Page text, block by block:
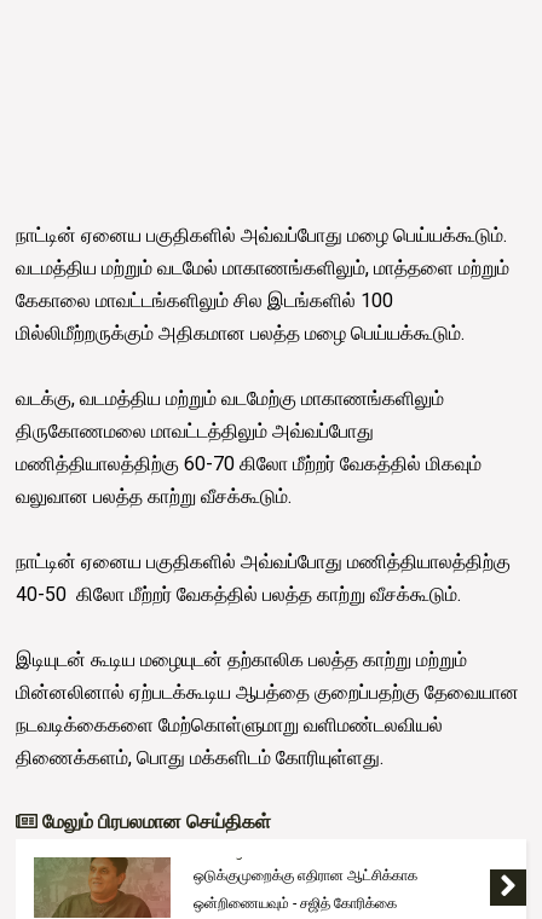
நாட்டின் ஏனைய பகுதிகளில் அவ்வப்போது மழை பெய்யக்கூடும்.
வடமத்திய மற்றும் வடமேல் மாகாணங்களிலும், மாத்தளை மற்றும்
கேகாலை மாவட்டங்களிலும் சில இடங்களில் 100
மில்லிமீற்றருக்கும் அதிகமான பலத்த மழை பெய்யக்கூடும்.
வடக்கு, வடமத்திய மற்றும் வடமேற்கு மாகாணங்களிலும்
திருகோணமலை மாவட்டத்திலும் அவ்வப்போது
மணித்தியாலத்திற்கு 60-70 கிலோ மீற்றர் வேகத்தில் மிகவும்
வலுவான பலத்த காற்று வீசக்கூடும்.
நாட்டின் ஏனைய பகுதிகளில் அவ்வப்போது மணித்தியாலத்திற்கு
40-50 கிலோ மீற்றர் வேகத்தில் பலத்த காற்று வீசக்கூடும்.
இடியுடன் கூடிய மழையுடன் தற்காலிக பலத்த காற்று மற்றும்
மின்னலினால் ஏற்படக்கூடிய ஆபத்தை குறைப்பதற்கு தேவையான
நடவடிக்கைகளை மேற்கொள்ளுமாறு வளிமண்டலவியல்
திணைக்களம், பொது மக்களிடம் கோரியுள்ளது.
மேலும் பிரபலமான செய்திகள்
'கரன்தெனிய ராஜு' இலங்கை அழைத்து வரப்பட்டார்